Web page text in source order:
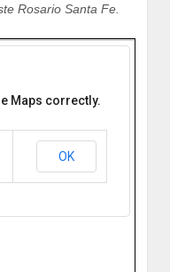
Rosario Santa Fe.
Santa
Maps correctly.
OK